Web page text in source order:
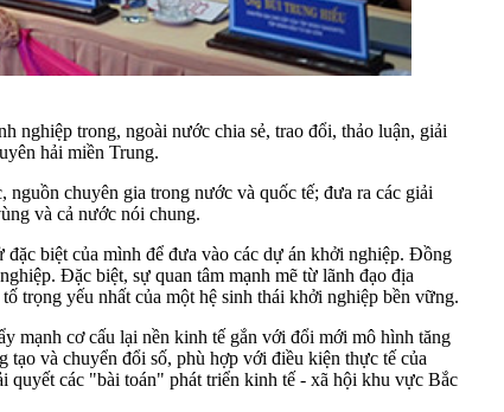
nghiệp trong, ngoài nước chia sẻ, trao đổi, thảo luận, giải
hải miền Trung.
chuyên gia trong nước và quốc tế; đưa ra các giải
và cả nước nói chung.
biệt của mình để đưa vào các dự án khởi nghiệp. Đồng
Đặc biệt, sự quan tâm mạnh mẽ từ lãnh đạo địa
trọng yếu nhất của một hệ sinh thái khởi nghiệp bền vững.
mạnh cơ cấu lại nền kinh tế gắn với đổi mới mô hình tăng
và chuyển đổi số, phù hợp với điều kiện thực tế của
quyết các "bài toán" phát triển kinh tế - xã hội khu vực Bắc